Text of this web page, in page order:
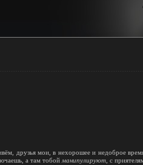
друзья мои, в нехорошее и недоброе
а там тобой манипулируют , с